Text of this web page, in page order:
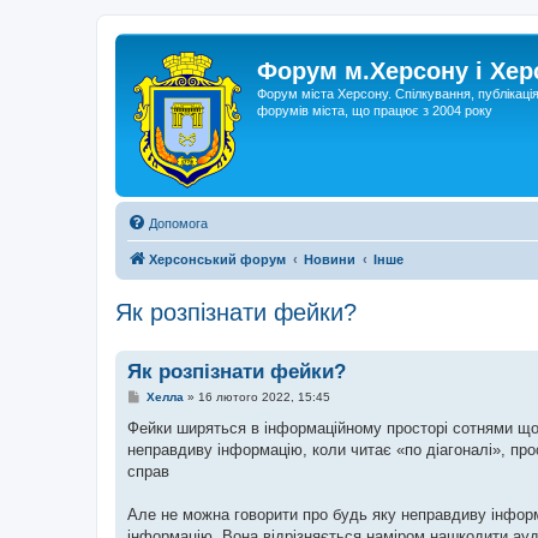
Форум м.Херсону і
Форум міста Херсону. Спілкування,
форумів міста, що працює з 2004 року
Допомога
Херсонський форум Новини Інше
Як розпізнати фейки?
Як розпізнати фейки?
П
в
д
о
м
е
Хелла » 16 лютого 2022, 15:45
Фейки ширяться в інформаційному просторі сотнями
неправдиву інформацію, коли читає «по діагоналі»,
справ
Але не можна говорити про будь яку неправдиву